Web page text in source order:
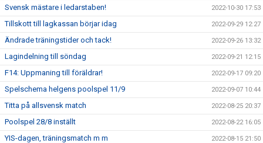
Svensk mästare i ledarstaben! 2022-10-30 17:53
Tillskott till lagkassan börjar idag 2022-09-29 12:27
Ändrade träningstider och tack! 2022-09-26 13:32
Lagindelning till söndag 2022-09-21 12:15
F14: Uppmaning till föräldrar! 2022-09-17 09:20
Spelschema helgens poolspel 11/9 2022-09-07 10:44
Titta på allsvensk match 2022-08-25 20:37
Poolspel 28/8 inställt 2022-08-22 16:05
YIS-dagen, träningsmatch m m 2022-08-15 21:50